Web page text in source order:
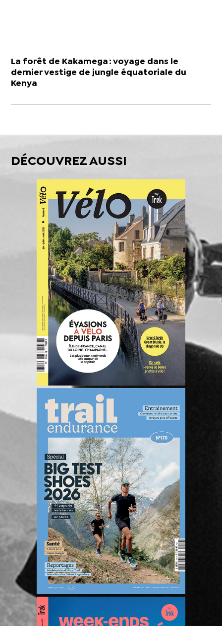
La forêt de Kakamega : voyage dans le
dernier vestige de jungle équatoriale du
Kenya
DÉCOUVREZ AUSSI